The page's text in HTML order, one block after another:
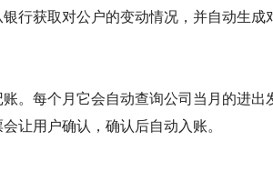
行获取对公户的变动情况，并自动生
。每个月它会自动查询公司当月的进出
让用户确认，确认后自动入账。